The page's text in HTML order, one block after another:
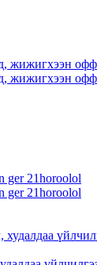
ger 21horoolol
ger 21horoolol